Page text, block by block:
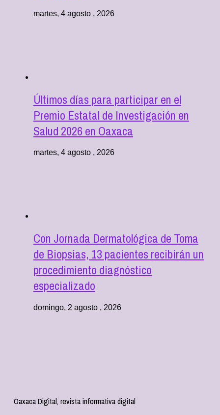
martes, 4 agosto , 2026
Últimos días para participar en el
Premio Estatal de Investigación en
Salud 2026 en Oaxaca
martes, 4 agosto , 2026
Con Jornada Dermatológica de Toma
de Biopsias, 13 pacientes recibirán un
procedimiento diagnóstico
especializado
domingo, 2 agosto , 2026
Oaxaca Digital, revista informativa digital